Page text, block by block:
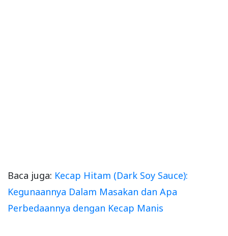
Baca juga: Kecap Hitam (Dark Soy Sauce):
Kegunaannya Dalam Masakan dan Apa
Perbedaannya dengan Kecap Manis